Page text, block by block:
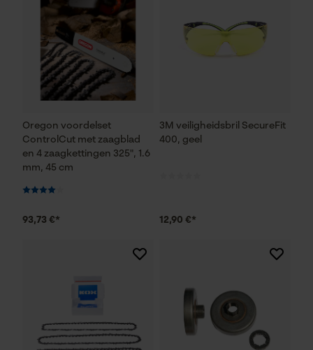
Oregon voordelset
ControlCut met zaagblad
en 4 zaagkettingen 325", 1.6
mm, 45 cm
93,73 €*
3M veiligheidsbril SecureFit
400, geel
12,90 €*